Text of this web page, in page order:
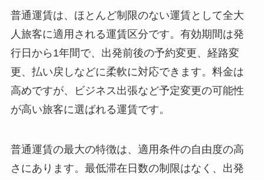
普通運賃は、ほとんど制限のない運賃として全大
人旅客に適用される運賃区分です。有効期間は発
行日から1年間で、出発前後の予約変更、経路変
更、払い戻しなどに柔軟に対応できます。料金は
高めですが、ビジネス出張など予定変更の可能性
が高い旅客に選ばれる運賃です。
普通運賃の最大の特徴は、適用条件の自由度の高
さにあります。最低滞在日数の制限はなく、出発